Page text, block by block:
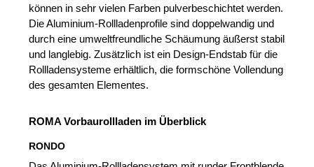
können in sehr vielen Farben pulverbeschichtet werden.
Die Aluminium-Rollladenprofile sind doppelwandig und
durch eine umweltfreundliche Schäumung äußerst stabil
und langlebig. Zusätzlich ist ein Design-Endstab für die
Rollladensysteme erhältlich, die formschöne Vollendung
des gesamten Elementes.
ROMA Vorbaurollladen im Überblick
RONDO